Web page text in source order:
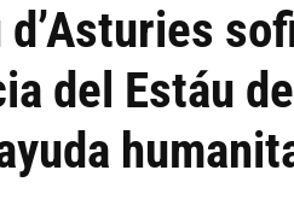
d’Asturies
del Estáu